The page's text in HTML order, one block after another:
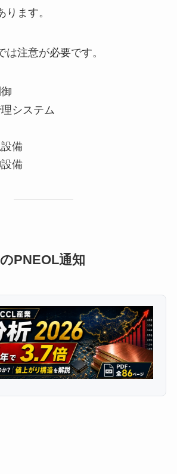
ます。
注意が必要です。
システム
備
備
PNEOL通知